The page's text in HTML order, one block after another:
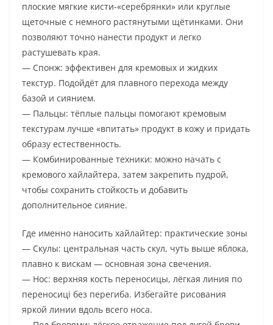
плоские мягкие кисти-«серебрянки» или круглые
щеточные с немного растянутыми щётинками. Они
позволяют точно нанести продукт и легко
растушевать края.
— Спонж: эффективен для кремовых и жидких
текстур. Подойдёт для плавного перехода между
базой и сиянием.
— Пальцы: тёплые пальцы помогают кремовым
текстурам лучше «впитать» продукт в кожу и придать
образу естественность.
— Комбинированные техники: можно начать с
кремового хайлайтера, затем закрепить пудрой,
чтобы сохранить стойкость и добавить
дополнительное сияние.
Где именно наносить хайлайтер: практические зоны
— Скулы: центральная часть скул, чуть выше яблока,
плавно к вискам — основная зона свечения.
— Нос: верхняя кость переносицы, лёгкая линия по
переносиці без перегиба. Избегайте рисования
яркой линии вдоль всего носа.